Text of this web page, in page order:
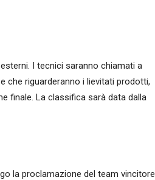
I tecnici saranno chiamati a
che riguarderanno i lievitati prodotti,
finale. La classifica sarà data dalla
la proclamazione del team vincitore